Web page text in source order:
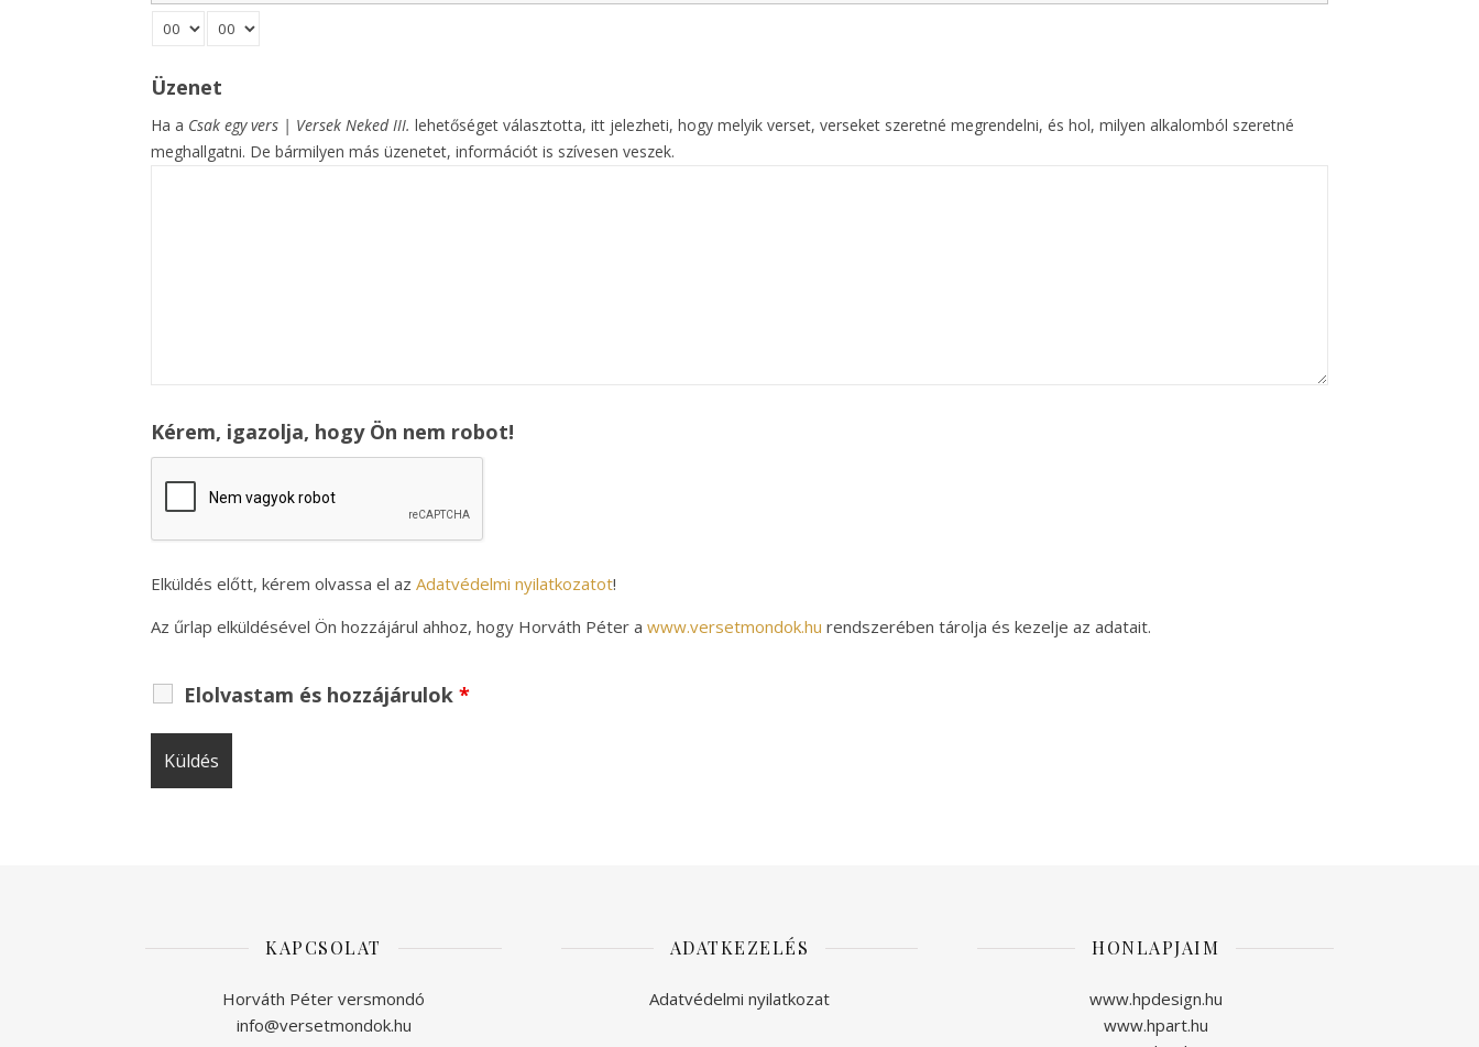
Üzenet
Ha a Csak egy vers | Versek Neked III. lehetőséget választotta, itt jelezheti, hogy melyik verset, verseket szeretné megrendelni, és hol, milyen alkalomból szeretné
meghallgatni. De bármilyen más üzenetet, információt is szívesen veszek.
Kérem, igazolja, hogy Ön nem robot!
Elküldés előtt, kérem olvassa el az Adatvédelmi nyilatkozatot!
Az űrlap elküldésével Ön hozzájárul ahhoz, hogy Horváth Péter a www.versetmondok.hu rendszerében tárolja és kezelje az adatait.
Elolvastam és hozzájárulok *
KAPCSOLAT
Horváth Péter versmondó
info@versetmondok.hu
ADATKEZELÉS
Adatvédelmi nyilatkozat
HONLAPJAIM
www.hpdesign.hu
www.hpart.hu